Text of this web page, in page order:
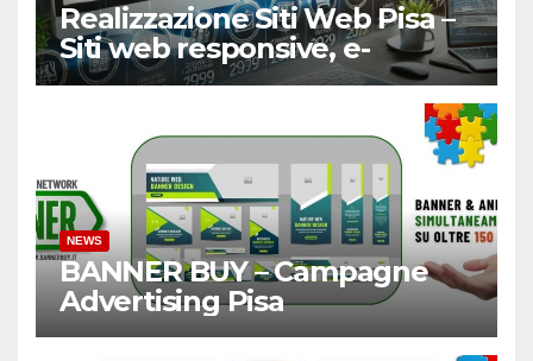
Realizzazione Siti Web Pisa –
Siti web responsive, e-
Commerce
NEWS
BANNER BUY – Campagne
Advertising Pisa